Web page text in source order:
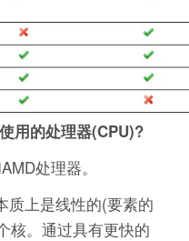
用的处理器(CPU)?
处理器。
质上是线性的(要素的
核。通过具有更快的